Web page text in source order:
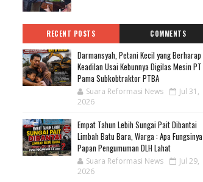
RECENT POSTS COMMENTS
Darmansyah, Petani Kecil yang Berharap
Keadilan Usai Kebunnya Digilas Mesin PT
Pama Subkobtraktor PTBA
Suara Reformasi News
Jul 31,
2026
Empat Tahun Lebih Sungai Pait Dibantai
Limbah Batu Bara, Warga : Apa Fungsinya
Papan Pengumuman DLH Lahat
Suara Reformasi News
Jul 29,
2026